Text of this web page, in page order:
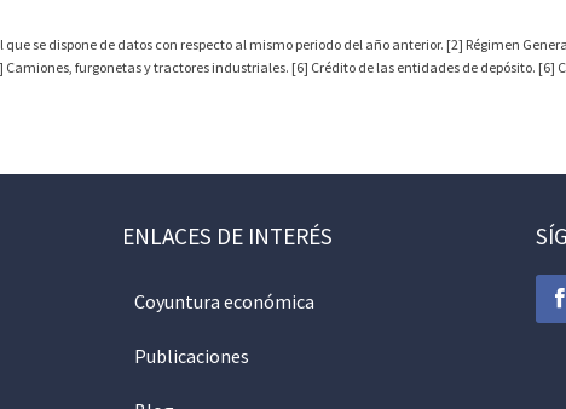
se dispone de datos con respecto al mismo periodo del año anterior. [2] Régimen
furgonetas y tractores industriales. [6] Crédito de las entidades de depósito. [6]
ENLACES DE INTERÉS
Coyuntura económica
Publicaciones